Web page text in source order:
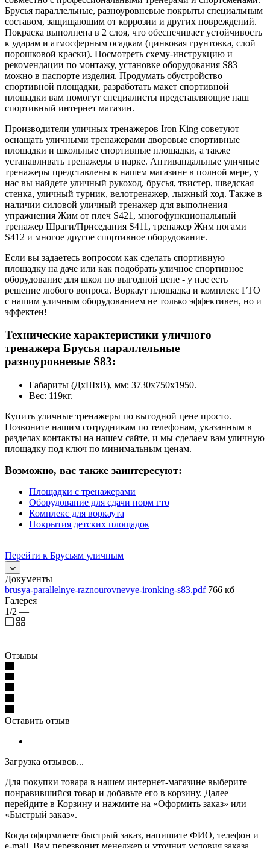
Брусья параллельные, разноуровневые покрыты специальным
составом, защищающим от коррозии и других повреждений.
Покраска выполнена в 2 слоя, что обеспечивает устойчивость
к ударам и атмосферным осадкам (цинковая грунтовка, слой
порошковой краски). Посмотреть схему-инструкцию и
рекомендации по монтажу, установке оборудования S83
можно в паспорте изделия. Продумать обустройство
спортивной площадки, разработать макет спортивной
площадки вам помогут специалисты представляющие наш
спортивный интернет магазин.
Производители уличных тренажеров Iron King советуют
оснащать уличными тренажерами дворовые спортивные
площадки и школьные спортивные площадки, а также
устанавливать тренажеры в парке. Антивандальные уличные
тренажеры представлены в нашем магазине в полной мере, у
нас вы найдете уличный рукоход, брусья, твистер, шведская
стенка, уличный турник, велотренажер, лыжный ход. Также в
наличии силовой уличный тренажер для выполнения
упражнения Жим от плеч S421, многофункциональный
тренажер Шраги/Приседания S411, тренажер Жим ногами
S412 и многое другое спортивное оборудование.
Если вы задаетесь вопросом как сделать спортивную
площадку на даче или как подобрать уличное спортивное
оборудование для школ по выгодной цене - у нас есть
решение любого вопроса. Воркаут площадка и комплекс ГТО
с нашим уличным оборудованием не только эффективен, но и
эффектен!
Технические характеристики уличного
тренажера Брусья параллельные
разноуровневые S83:
Габариты (ДхШхВ), мм: 3730х750х1950.
Вес: 119кг.
Купить уличные тренажеры по выгодной цене просто.
Позвоните нашим сотрудникам по телефонам, указанным в
разделах контакты на нашем сайте, и мы сделаем вам уличную
площадку под ключ по минимальным ценам.
Возможно, вас также заинтересуют:
Площадки с тренажерами
Оборудование для сдачи норм гто
Комплекс для воркаута
Покрытия детских площадок
Перейти к Брусьям уличным
Документы
brusya-parallelnye-raznourovnevye-ironking-s83.pdf 766 кб
Галерея
1/2 —
Отзывы
Оставить отзыв
Загрузка отзывов...
Для покупки товара в нашем интернет-магазине выберите
понравившийся товар и добавьте его в корзину. Далее
перейдите в Корзину и нажмите на «Оформить заказ» или
«Быстрый заказ».
Когда оформляете быстрый заказ, напишите ФИО, телефон и
e-mail. Вам перезвонит менеджер и уточнит условия заказа.